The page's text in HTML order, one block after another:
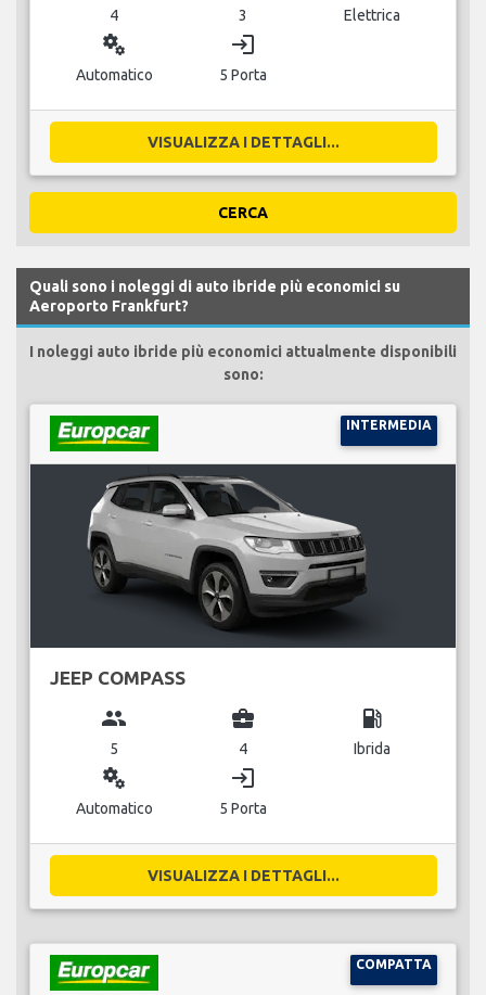
4 3 Elettrica
miscellaneous_services
Automatico
login
5 Porta
VISUALIZZA I DETTAGLI...
CERCA
Quali sono i noleggi di auto ibride più economici su
Aeroporto Frankfurt?
I noleggi auto ibride più economici attualmente disponibili
sono:
INTERMEDIA
JEEP COMPASS
group
5
business_center
4
local_gas_station
Ibrida
miscellaneous_services
Automatico
login
5 Porta
VISUALIZZA I DETTAGLI...
COMPATTA